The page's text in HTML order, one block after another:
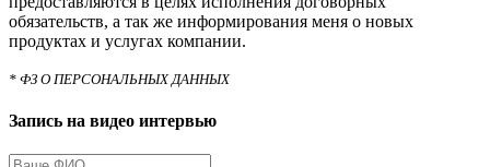
обязательств, а так же информирования меня о новых
продуктах и услугах компании.
* ФЗ О ПЕРСОНАЛЬНЫХ ДАННЫХ
Запись на видео интервью